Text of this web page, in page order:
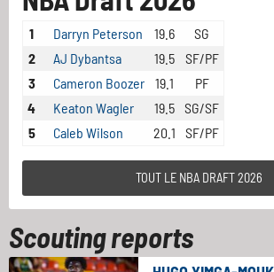
1 Darryn Peterson 19.6
SG
2
AJ Dybantsa 19.5
SF/PF
3
Cameron Boozer 19.1
PF
4
Keaton Wagler 19.5 SG/SF
5
Caleb Wilson 20.1 SF/PF
TOUT LE NBA DRAFT 2026
Scouting reports